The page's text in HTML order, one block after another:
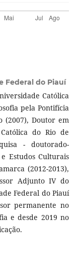
Federal do Piauí
Católica
pela Pontifícia
(2007), Doutor em
do Rio de
- doutorado-
Estudos Culturais
(2012-2013),
Adjunto IV do
Federal do Piauí
permanente no
e desde 2019 no